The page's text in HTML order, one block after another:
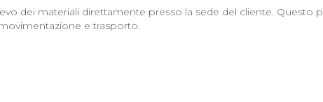
dei materiali direttamente presso la sede del cliente. Questo
e trasporto.